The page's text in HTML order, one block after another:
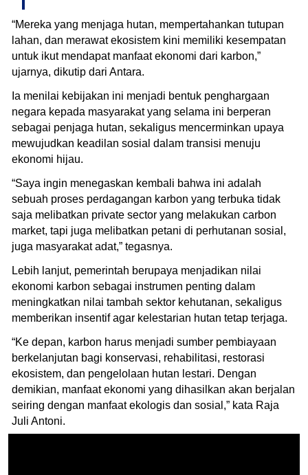
“Mereka yang menjaga hutan, mempertahankan tutupan
lahan, dan merawat ekosistem kini memiliki kesempatan
untuk ikut mendapat manfaat ekonomi dari karbon,”
ujarnya, dikutip dari Antara.
Ia menilai kebijakan ini menjadi bentuk penghargaan
negara kepada masyarakat yang selama ini berperan
sebagai penjaga hutan, sekaligus mencerminkan upaya
mewujudkan keadilan sosial dalam transisi menuju
ekonomi hijau.
“Saya ingin menegaskan kembali bahwa ini adalah
sebuah proses perdagangan karbon yang terbuka tidak
saja melibatkan private sector yang melakukan carbon
market, tapi juga melibatkan petani di perhutanan sosial,
juga masyarakat adat,” tegasnya.
Lebih lanjut, pemerintah berupaya menjadikan nilai
ekonomi karbon sebagai instrumen penting dalam
meningkatkan nilai tambah sektor kehutanan, sekaligus
memberikan insentif agar kelestarian hutan tetap terjaga.
“Ke depan, karbon harus menjadi sumber pembiayaan
berkelanjutan bagi konservasi, rehabilitasi, restorasi
ekosistem, dan pengelolaan hutan lestari. Dengan
demikian, manfaat ekonomi yang dihasilkan akan berjalan
seiring dengan manfaat ekologis dan sosial,” kata Raja
Juli Antoni.